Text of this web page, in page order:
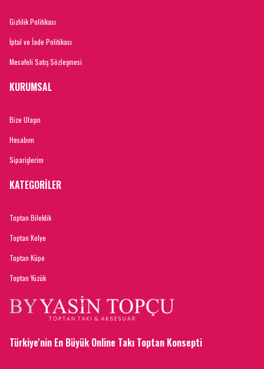
Gizlilik Politikası
İptal ve İade Politikası
Mesafeli Satış Sözleşmesi
KURUMSAL
Bize Ulaşın
Hesabım
Siparişlerim
KATEGORİLER
Toptan Bileklik
Toptan Kolye
Toptan Küpe
Toptan Yüzük
Türkiye'nin En Büyük Online Takı Toptan Konsepti